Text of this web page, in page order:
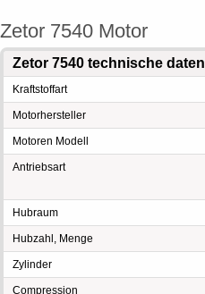
Zetor 7540 Motor
Zetor 7540 technische daten
Kraftstoffart
Motorhersteller
Motoren Modell
Antriebsart
Hubraum
Hubzahl, Menge
Zylinder
Compression